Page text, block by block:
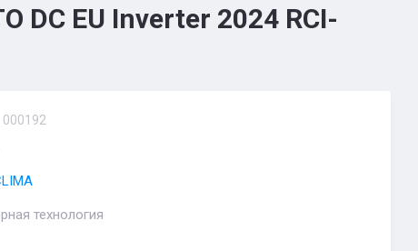
DC EU Inverter 2024 RCI-
000192
технология